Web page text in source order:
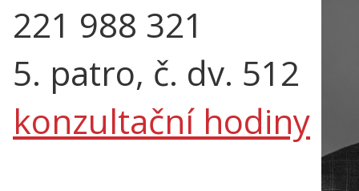
221 988 321
5. patro, č. dv. 512
konzultační hodiny